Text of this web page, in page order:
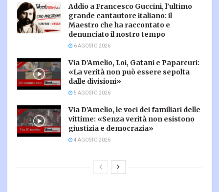
Addio a Francesco Guccini, l’ultimo
grande cantautore italiano: il
Maestro che ha raccontato e
denunciato il nostro tempo
6 AGOSTO 2026
Via D’Amelio, Loi, Gatani e Paparcuri:
«La verità non può essere sepolta
dalle divisioni»
5 AGOSTO 2026
Via D’Amelio, le voci dei familiari delle
vittime: «Senza verità non esistono
giustizia e democrazia»
4 AGOSTO 2026